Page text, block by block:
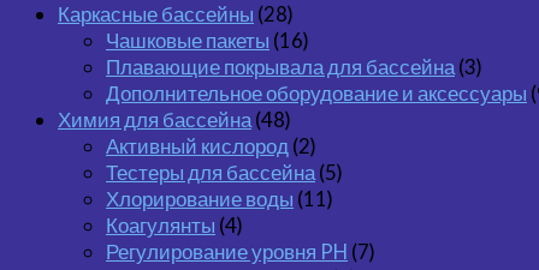
Каркасные бассейны (28)
Чашковые пакеты (16)
Плавающие покрывала для бассейна(3)
Дополнительное оборудование и аксессуары
Химия для бассейна(48)
Активный кислород (2)
Тестеры для бассейна(5)
Хлорирование воды (11)
Коагулянты (4)
Регулирование уровня PH (7)